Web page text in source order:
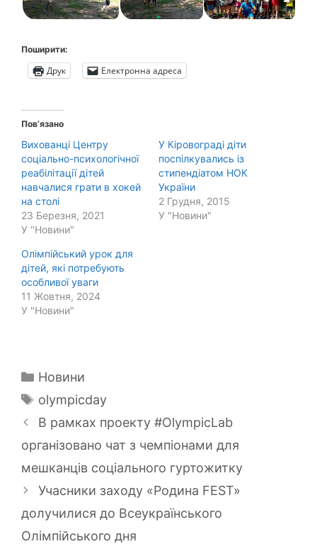
Поширити:
Друк Електронна адреса
Пов’язано
Вихованці Центру
соціально-психологічної
реабілітації дітей
навчалися грати в хокей
на столі
23 Березня, 2021
У "Новини"
У Кіровограді діти
поспілкувались із
стипендіатом НОК
України
2 Грудня, 2015
У "Новини"
Олімпійський урок для
дітей, які потребують
особливої уваги
11 Жовтня, 2024
У "Новини"
Категорії
Новини
Позначки
olympicday
В рамках проекту #OlympicLab
організовано чат з чемпіонами для
мешканців соціального гуртожитку
Учасники заходу «Родина FEST»
долучилися до Всеукраїнського
Олімпійського дня